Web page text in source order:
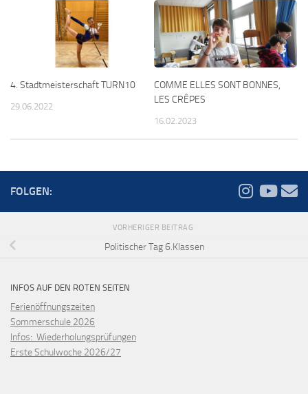
4. Stadtmeisterschaft TURN10
29.06.2022
COMME ELLES SONT BONNES,
LES CRÊPES
16.02.2023
FOLGEN:
VORHERIGER BEITRAG
Politischer Tag 6.Klassen
INFOS AUF DEN ROTEN SEITEN
Ferienöffnungszeiten
Sommerschule 2026
Infos: Wiederholungsprüfungen
Erste Schulwoche 2026/27